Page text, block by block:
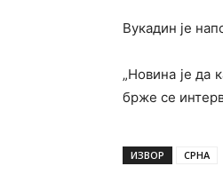
Вукадин је
„Новина је да
брже се
ИЗВОР СРНА